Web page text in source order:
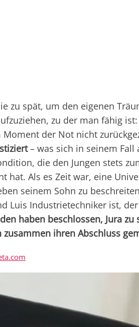
zu spät, um den eigenen
zu der man fähig
Moment der Not nicht
– was sich in seinem
die den Jungen stets
hat. Als es Zeit war, eine
seinem Sohn zu
Luis Industrietechniker ist,
haben beschlossen, Jura zu
zusammen ihren Abschluss